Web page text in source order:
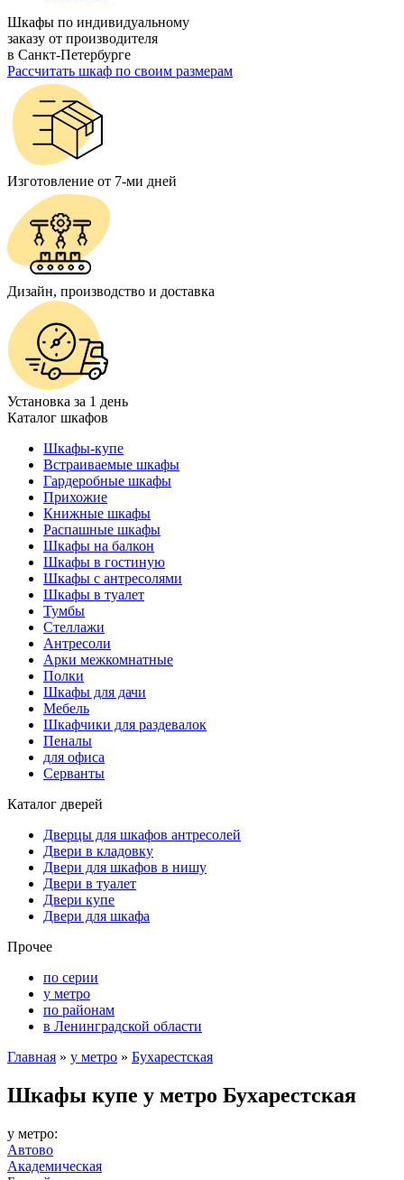
Шкафы по индивидуальному
заказу от производителя
в Санкт-Петербурге
Рассчитать шкаф по своим размерам
Изготовление от 7-ми дней
Дизайн, производство и доставка
Установка за 1 день
Каталог шкафов
Шкафы-купе
Встраиваемые шкафы
Гардеробные шкафы
Прихожие
Книжные шкафы
Распашные шкафы
Шкафы на балкон
Шкафы в гостиную
Шкафы с антресолями
Шкафы в туалет
Тумбы
Стеллажи
Антресоли
Арки межкомнатные
Полки
Шкафы для дачи
Мебель
Шкафчики для раздевалок
Пеналы
для офиса
Серванты
Каталог дверей
Дверцы для шкафов антресолей
Двери в кладовку
Двери для шкафов в нишу
Двери в туалет
Двери купе
Двери для шкафа
Прочее
по серии
у метро
по районам
в Ленинградской области
Главная » у метро » Бухарестская
Шкафы купе у метро Бухарестская
у метро:
Автово
Академическая